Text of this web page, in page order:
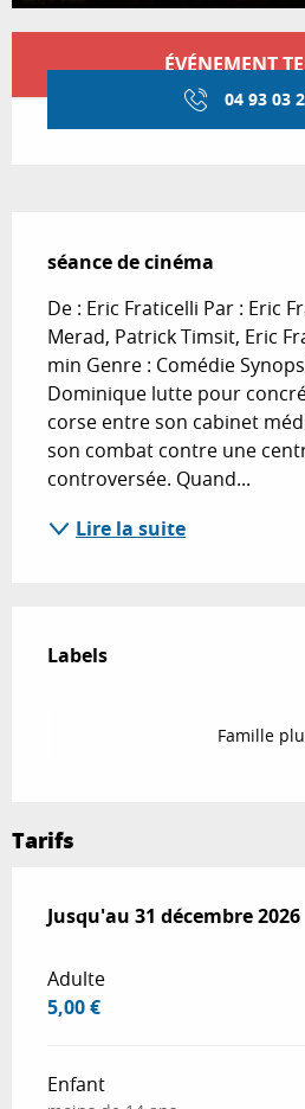
Ouverture etÉVÉNEMENT
04 93 03
séance de cinéma
De : Eric Fraticelli Par : Eric
Merad, Patrick Timsit, Eric
min Genre : Comédie
Dominique lutte pour
corse entre son cabinet
son combat contre une
controversée. Quand...
Lire la suite
Labels
Labels
Famille
Tarifs
Du1 novembre 2025au31
Jusqu'au 31 décembre 2026
Adulte
5,00 €
Enfant